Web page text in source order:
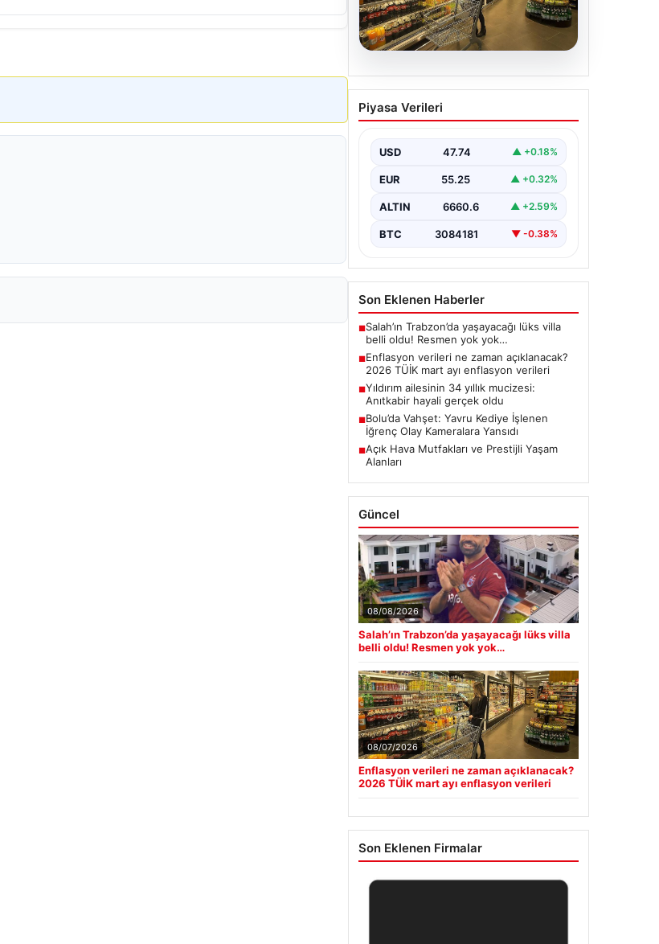
Enflasyon verileri ne
zaman açıklanacak? 2026
verileri
Piyasa Verileri
USD 47.74 ▲ +0.18%
EUR 55.25 ▲ +0.32%
ALTIN 6660.6 ▲ +2.59%
BTC 3084181 ▼ -0.38%
Son Eklenen Haberler
■Salah’ın Trabzon’da yaşayacağı lüks villa
belli oldu! Resmen yok yok…
■Enflasyon verileri ne zaman açıklanacak?
2026 TÜİK mart ayı enflasyon verileri
■Yıldırım ailesinin 34 yıllık mucizesi:
Anıtkabir hayali gerçek oldu
■Bolu’da Vahşet: Yavru Kediye İşlenen
İğrenç Olay Kameralara Yansıdı
■Açık Hava Mutfakları ve Prestijli Yaşam
Alanları
Güncel
08/08/2026
Salah’ın Trabzon’da yaşayacağı lüks villa
belli oldu! Resmen yok yok…
08/07/2026
Enflasyon verileri ne zaman açıklanacak?
2026 TÜİK mart ayı enflasyon verileri
Son Eklenen Firmalar